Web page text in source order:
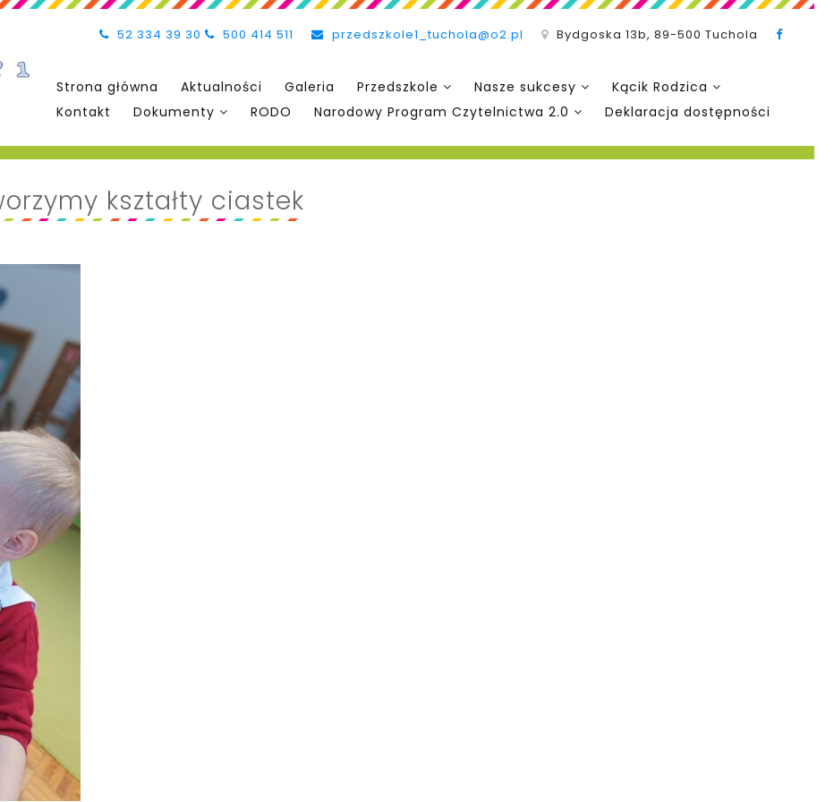
52 334 39 30 500 414 511 przedszkole1_tuchola@o2.pl Bydgoska 13b, 89-500 Tuchola
Strona główna Aktualności Galeria Przedszkole Nasze sukcesy
Kącik Rodzica
Kontakt
Dokumenty RODO Narodowy Program Czytelnictwa 2.0 Deklaracja dostępności
kształty ciastek